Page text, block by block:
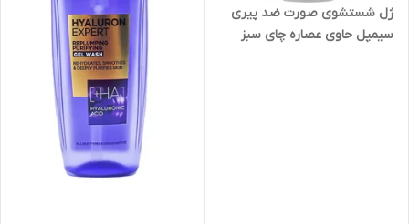
ژل شستشوی صورت ضد پیری
سیمپل حاوی عصاره چای سبز